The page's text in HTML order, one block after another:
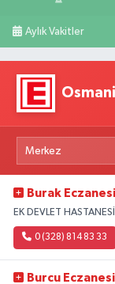
Aylık Vakitler
Burak Eczanesi
EK DEVLET HASTANESİ
0 (328) 814 83 33
Burcu Eczanesi